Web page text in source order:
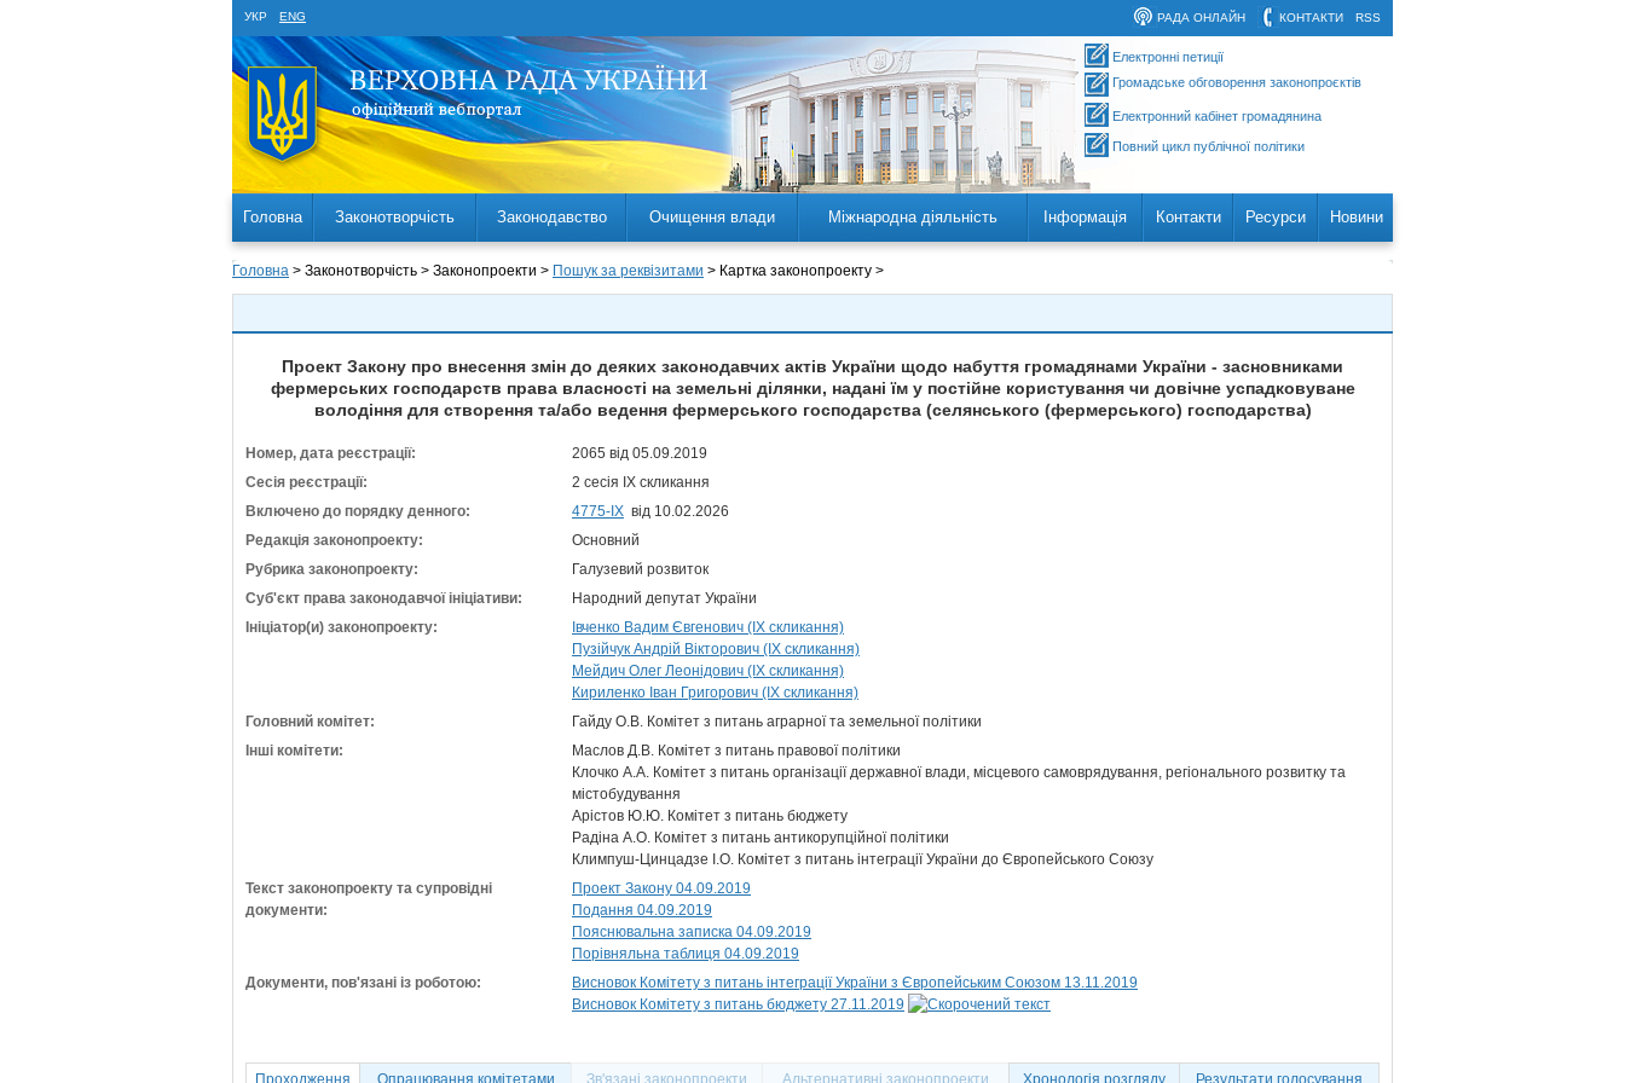
УКР ENG RSS
КОНТАКТИ
РАДА ОНЛАЙН
Електронні петиції
Громадське обговорення законопроєктів
Електронний кабінет громадянина
Повний цикл публічної політики
Головна Законотворчість Законодавство Очищення влади Міжнародна діяльність Інформація Контакти Ресурси Новини
Головна > Законотворчість > Законопроекти > Пошук за реквізитами > Картка законопроекту >
Проект Закону про внесення змін до деяких законодавчих актів України щодо набуття громадянами України - засновниками
фермерських господарств права власності на земельні ділянки, надані їм у постійне користування чи довічне успадковуване
володіння для створення та/або ведення фермерського господарства (селянського (фермерського) господарства)
Номер, дата реєстрації:
2065 від 05.09.2019
Сесія реєстрації:
2 сесія IX скликання
Включено до порядку денного:
4775-IX від 10.02.2026
Редакція законопроекту:
Основний
Рубрика законопроекту:
Галузевий розвиток
Суб'єкт права законодавчої ініціативи:
Народний депутат України
Ініціатор(и) законопроекту:
Івченко Вадим Євгенович (IX скликання)
Пузійчук Андрій Вікторович (IX скликання)
Мейдич Олег Леонідович (IX скликання)
Кириленко Іван Григорович (IX скликання)
Головний комітет:
Гайду О.В. Комітет з питань аграрної та земельної політики
Інші комітети:
Маслов Д.В. Комітет з питань правової політики
Клочко А.А. Комітет з питань організації державної влади, місцевого самоврядування, регіонального розвитку та
містобудування
Арістов Ю.Ю. Комітет з питань бюджету
Радіна А.О. Комітет з питань антикорупційної політики
Климпуш-Цинцадзе І.О. Комітет з питань інтеграції України до Європейського Союзу
Текст законопроекту та супровідні
документи:
Проект Закону 04.09.2019
Подання 04.09.2019
Пояснювальна записка 04.09.2019
Порівняльна таблиця 04.09.2019
Документи, пов'язані із роботою:
Висновок Комітету з питань інтеграції України з Європейським Союзом 13.11.2019
Висновок Комітету з питань бюджету 27.11.2019
Проходження Опрацювання комітетами Зв'язані законопроекти Альтернативні законопроекти Хронологія розгляду Результати голосування